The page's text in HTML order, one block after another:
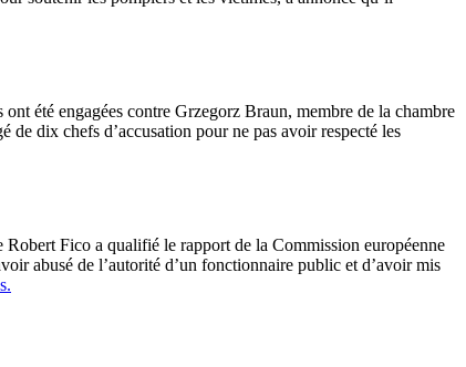
été engagées contre Grzegorz Braun, membre de la chambre
dix chefs d’accusation pour ne pas avoir respecté les
Robert Fico a qualifié le rapport de la Commission européenne
abusé de l’autorité d’un fonctionnaire public et d’avoir mis